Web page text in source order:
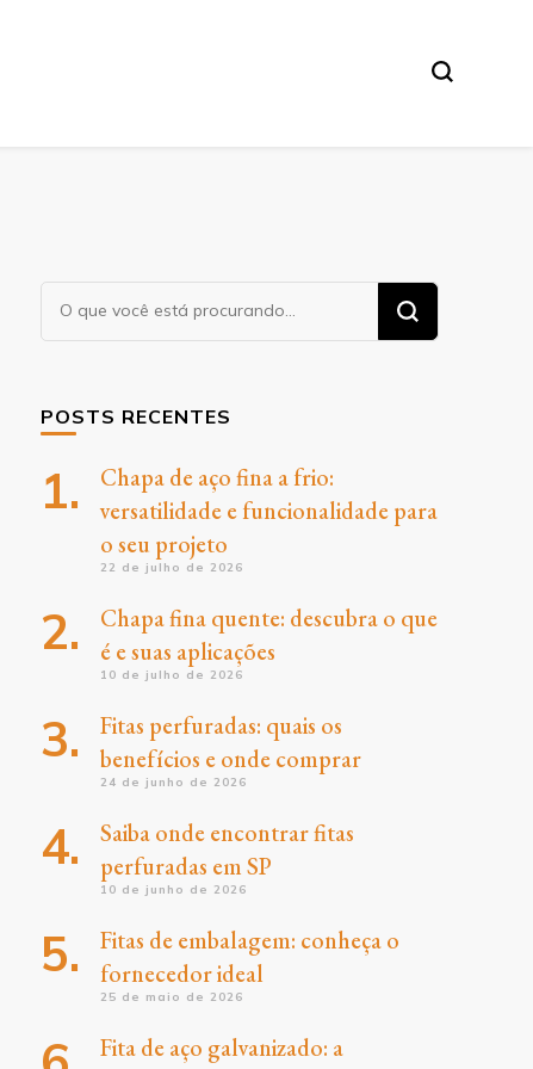
Procurando
algo?
POSTS RECENTES
Chapa de aço fina a frio:
versatilidade e funcionalidade para
o seu projeto
22 de julho de 2026
Chapa fina quente: descubra o que
é e suas aplicações
10 de julho de 2026
Fitas perfuradas: quais os
benefícios e onde comprar
24 de junho de 2026
Saiba onde encontrar fitas
perfuradas em SP
10 de junho de 2026
Fitas de embalagem: conheça o
fornecedor ideal
25 de maio de 2026
Fita de aço galvanizado: a